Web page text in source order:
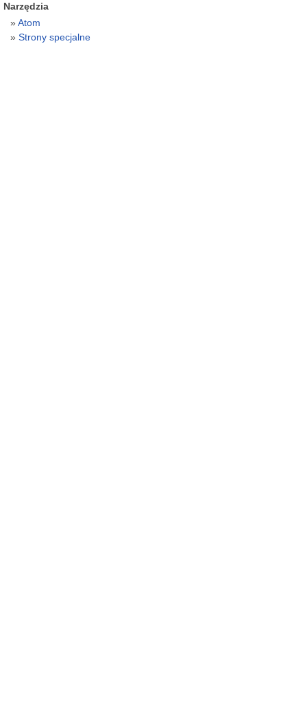
Narzędzia
Atom
Strony specjalne